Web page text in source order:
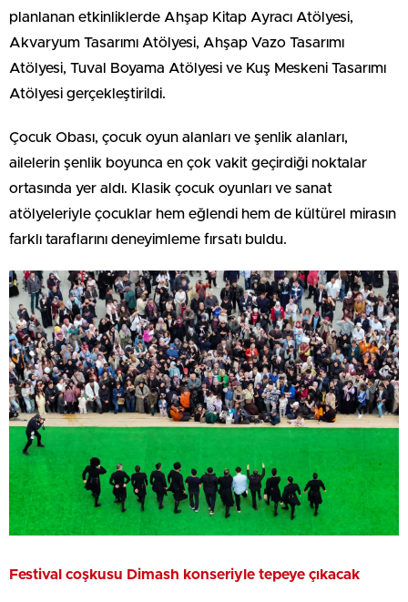
planlanan etkinliklerde Ahşap Kitap Ayracı Atölyesi,
Akvaryum Tasarımı Atölyesi, Ahşap Vazo Tasarımı
Atölyesi, Tuval Boyama Atölyesi ve Kuş Meskeni Tasarımı
Atölyesi gerçekleştirildi.
Çocuk Obası, çocuk oyun alanları ve şenlik alanları,
ailelerin şenlik boyunca en çok vakit geçirdiği noktalar
ortasında yer aldı. Klasik çocuk oyunları ve sanat
atölyeleriyle çocuklar hem eğlendi hem de kültürel mirasın
farklı taraflarını deneyimleme fırsatı buldu.
Festival coşkusu Dimash konseriyle tepeye çıkacak